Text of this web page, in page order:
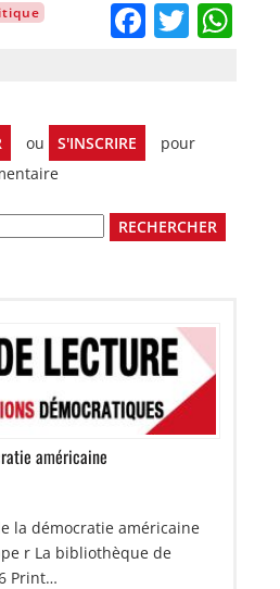
ou S'INSCRIRE
pour
américaine
la démocratie américaine
r La bibliothèque de
Print…